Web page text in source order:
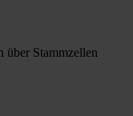
über Stammzellen